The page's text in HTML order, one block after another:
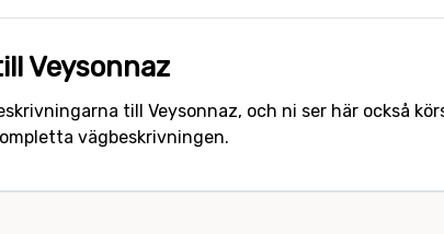
Veysonnaz
till Veysonnaz, och ni ser här också
vägbeskrivningen.